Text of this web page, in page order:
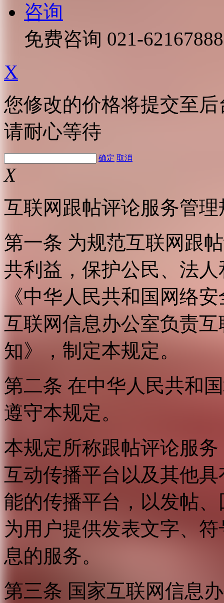
咨询
免费咨询 021-62167888
X
您修改的价格将提交至
请耐心等待
确定 取消
X
互联网跟帖评论服务管理
第一条 为规范互联网跟
共利益，保护公民、法
《中华人民共和国网络
互联网信息办公室负责
知》，制定本规定。
第二条 在中华人民共和
遵守本规定。
本规定所称跟帖评论服
互动传播平台以及其他
能的传播平台，以发帖
为用户提供发表文字、
息的服务。
第三条 国家互联网信息